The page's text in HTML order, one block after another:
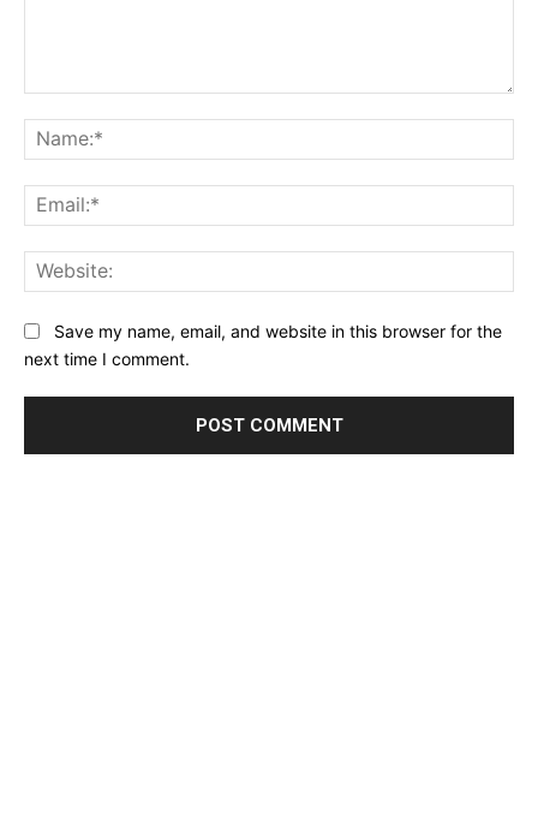
Save my name, email, and website in this browser for the
next time I comment.